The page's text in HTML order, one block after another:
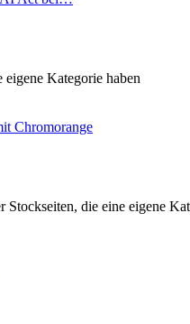
Kategorie haben
Chromorange
die eine eigene